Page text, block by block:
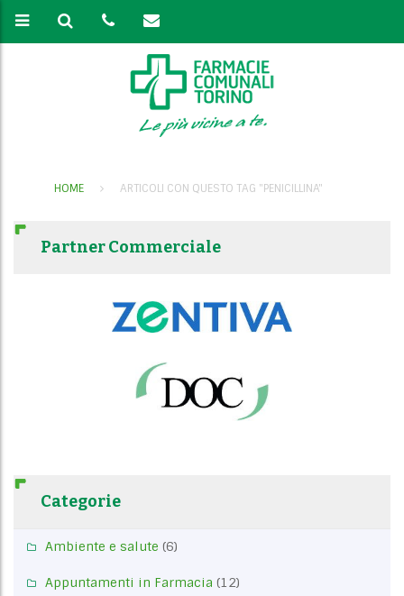
HOME ARTICOLI CON QUESTO TAG "PENICILLINA"
Partner Commerciale
Categorie
Ambiente e salute (6)
Appuntamenti in Farmacia (12)